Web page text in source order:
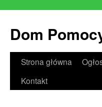
Dom
Przeskocz
Strona główna
Kontakt